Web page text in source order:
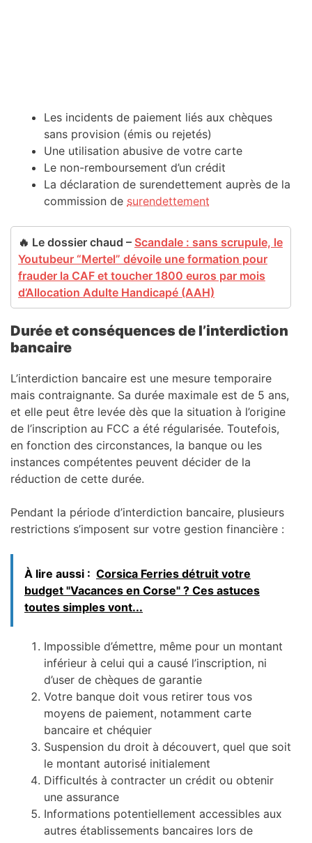
Les incidents de paiement liés aux chèques
sans provision (émis ou rejetés)
Une utilisation abusive de votre carte
Le non-remboursement d’un crédit
La déclaration de surendettement auprès de la
commission de surendettement
🔥 Le dossier chaud – Scandale : sans scrupule, le
Youtubeur “Mertel” dévoile une formation pour
frauder la CAF et toucher 1800 euros par mois
d’Allocation Adulte Handicapé (AAH)
Durée et conséquences de l’interdiction
bancaire
L’interdiction bancaire est une mesure temporaire
mais contraignante. Sa durée maximale est de 5 ans,
et elle peut être levée dès que la situation à l’origine
de l’inscription au FCC a été régularisée. Toutefois,
en fonction des circonstances, la banque ou les
instances compétentes peuvent décider de la
réduction de cette durée.
Pendant la période d’interdiction bancaire, plusieurs
restrictions s’imposent sur votre gestion financière :
À lire aussi : Corsica Ferries détruit votre
budget "Vacances en Corse" ? Ces astuces
toutes simples vont...
Impossible d’émettre, même pour un montant
inférieur à celui qui a causé l’inscription, ni
d’user de chèques de garantie
Votre banque doit vous retirer tous vos
moyens de paiement, notamment carte
bancaire et chéquier
Suspension du droit à découvert, quel que soit
le montant autorisé initialement
Difficultés à contracter un crédit ou obtenir
une assurance
Informations potentiellement accessibles aux
autres établissements bancaires lors de